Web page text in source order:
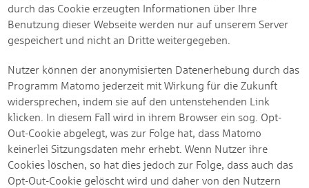
durch das Cookie erzeugten Informationen über Ihre
Benutzung dieser Webseite werden nur auf unserem Server
gespeichert und nicht an Dritte weitergegeben.
Nutzer können der anonymisierten Datenerhebung durch das
Programm Matomo jederzeit mit Wirkung für die Zukunft
widersprechen, indem sie auf den untenstehenden Link
klicken. In diesem Fall wird in ihrem Browser ein sog. Opt-
Out-Cookie abgelegt, was zur Folge hat, dass Matomo
keinerlei Sitzungsdaten mehr erhebt. Wenn Nutzer ihre
Cookies löschen, so hat dies jedoch zur Folge, dass auch das
Opt-Out-Cookie gelöscht wird und daher von den Nutzern